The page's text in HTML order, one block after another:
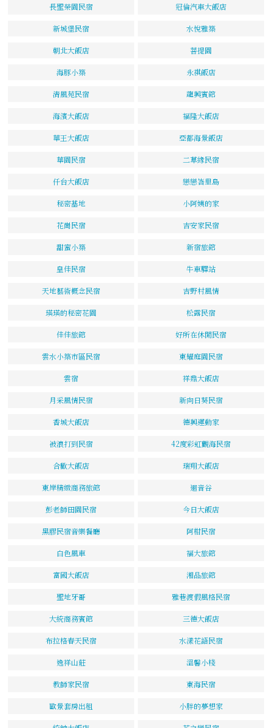
長聖榮園民宿 冠倫汽車大飯店
新城堡民宿 水悅雅築
朝北大飯店 菩提園
海豚小築 永祺飯店
清風苑民宿 龍興賓館
海濱大飯店 福隆大飯店
華王大飯店 亞都海景飯店
華園民宿 二草緣民宿
仟台大飯店 戀戀峇里島
秘密基地 小阿姨的家
花崗民宿 吉安家民宿
甜蜜小築 新宿旅館
皇佳民宿 牛車驛站
天地藝術概念民宿 吉野村風情
瑛瑛的秘密花園 松露民宿
佳佳旅館 好所在休閒民宿
雲水小築市區民宿 東耀庭園民宿
雲宿 祥鼎大飯店
月采風情民宿 新向日葵民宿
香城大飯店 德興運動家
被浪打到民宿 42度彩虹觀海民宿
合歡大飯店 瑞翔大飯店
東岸精緻商務旅館 迴音谷
彭老師田園民宿 今日大飯店
黑膠民宿音樂餐廳 阿柑民宿
白色風車 福大旅館
富國大飯店 湘品旅館
聖地牙哥 雅巷渡假風格民宿
大統商務賓館 三德大飯店
布拉格春天民宿 水漾花語民宿
逸祥山莊 溫馨小棧
教師家民宿 東海民宿
歐景套房出租 小胖的夢想家